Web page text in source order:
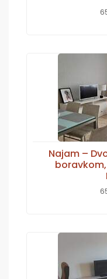
Najam –